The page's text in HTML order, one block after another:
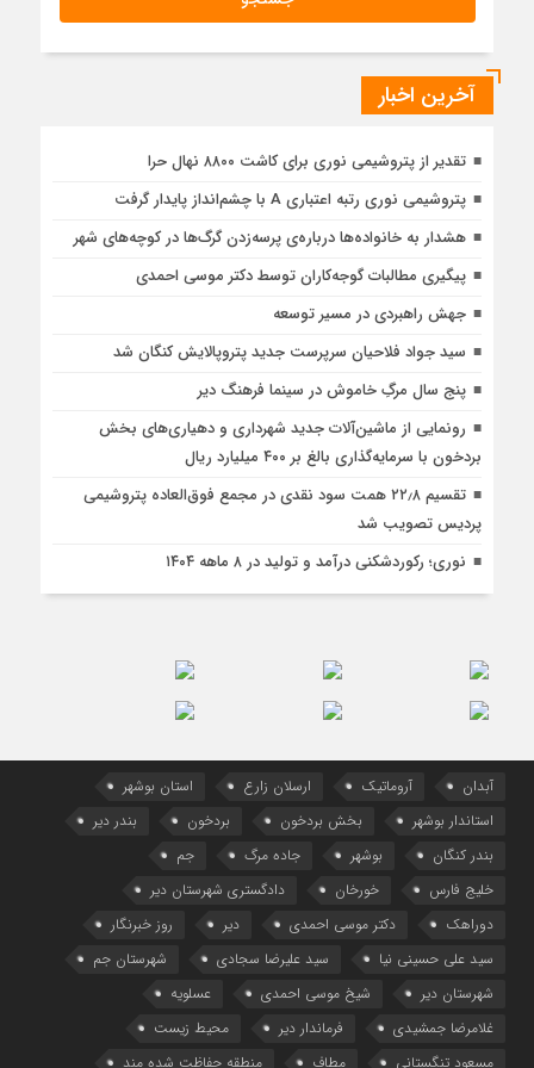
آخرین اخبار
تقدیر از پتروشیمی نوری برای کاشت ۸۸۰۰ نهال حرا
پتروشیمی نوری رتبه اعتباری A با چشم‌انداز پایدار گرفت
هشدار به خانواده‌ها درباره‌ی پرسه‌زدن گرگ‌ها در کوچه‌های شهر
پیگیری مطالبات گوجه‌کاران توسط دکتر موسی احمدی
جهش راهبردی در مسیر توسعه
سید جواد فلاحیان سرپرست جدید پتروپالایش کنگان شد
پنج سال مرگِ خاموش در سینما فرهنگ دیر
رونمایی از ماشین‌آلات جدید شهرداری و دهیاری‌های بخش
بردخون با سرمایه‌گذاری بالغ بر ۴۰۰ میلیارد ریال
تقسیم ۲۲٫۸ همت سود نقدی در مجمع فوق‌العاده پتروشیمی
پردیس تصویب شد
نوری؛ رکوردشکنی درآمد و تولید در ۸ ماهه ۱۴۰۴
آبدان آروماتیک ارسلان زارع
استان بوشهر
استاندار بوشهر
بخش بردخون بردخون
بندر دیر
بندر کنگان
بوشهر جاده مرگ
جم
خلیج فارس
خورخان
دادگستری شهرستان دیر
دوراهک
دکتر موسی احمدی دیر
روز خبرنگار
سید علی حسینی نیا
سید علیرضا سجادی
شهرستان جم
شهرستان دیر
شیخ موسی احمدی
عسلویه
غلامرضا جمشیدی
فرماندار دیر
محیط زیست
مسعود تنگستانی
مطاف منطقه حفاظت شده مند